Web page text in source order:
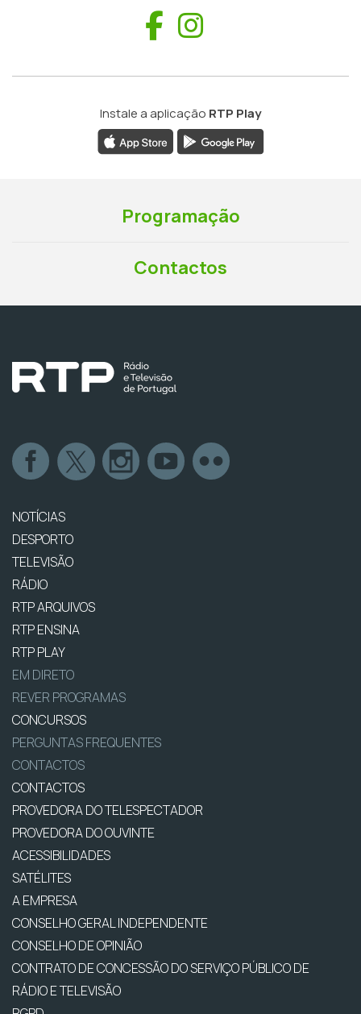
Facebook
Instale a aplicação RTP Play
Programação
Contactos
NOTÍCIAS
DESPORTO
TELEVISÃO
RÁDIO
RTP ARQUIVOS
RTP ENSINA
RTP PLAY
EM DIRETO
REVER PROGRAMAS
CONCURSOS
PERGUNTAS FREQUENTES
CONTACTOS
CONTACTOS
PROVEDORA DO TELESPECTADOR
PROVEDORA DO OUVINTE
ACESSIBILIDADES
SATÉLITES
A EMPRESA
CONSELHO GERAL INDEPENDENTE
CONSELHO DE OPINIÃO
CONTRATO DE CONCESSÃO DO SERVIÇO PÚBLICO DE
RÁDIO E TELEVISÃO